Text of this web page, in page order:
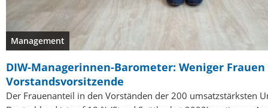
Management
DIW-Managerinnen-Barometer: Weniger
Vorstandsvorsitzende
Der Frauenanteil in den Vorständen der 200 umsatzstärksten